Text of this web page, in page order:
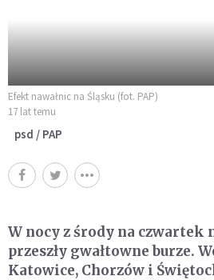
Efekt nawałnic na Śląsku (fot. PAP)
17 lat temu
psd / PAP
W nocy z środy na czwartek
przeszły gwałtowne burze.
Katowice, Chorzów i